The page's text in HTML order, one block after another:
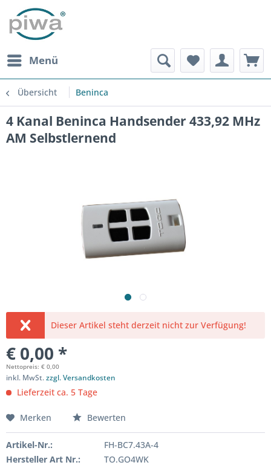
Menü
Übersicht Beninca
4 Kanal Beninca Handsender 433,92 MHz
AM Selbstlernend
Dieser Artikel steht derzeit nicht zur Verfügung!
€ 0,00 *
Nettopreis: € 0,00
inkl. MwSt.zzgl. Versandkosten
Lieferzeit ca. 5 Tage
Merken Bewerten
Artikel-Nr.:
FH-BC7.43A-4
Hersteller Art Nr.:
TO.GO4WK